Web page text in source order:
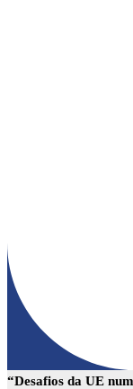
“Desafios da UE